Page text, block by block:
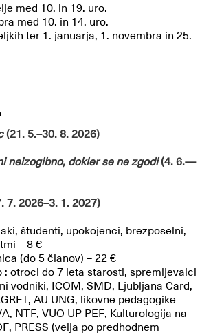
med 10. in 19. uro.
med 10. in 14. uro.
ter 1. januarja, 1. novembra in 25.
(21. 5.–30. 8. 2026)
neizogibno, dokler se ne zgodi(4. 6.—
7. 2026–3. 1. 2027)
študenti, upokojenci, brezposelni,
– 8 €
(do 5 članov) – 22 €
: otroci do 7 leta starosti, spremljevalci
vodniki, ICOM, SMD, Ljubljana Card,
AU UNG, likovne pedagogike
NTF, VUO UP PEF, Kulturologija na
PRESS (velja po predhodnem